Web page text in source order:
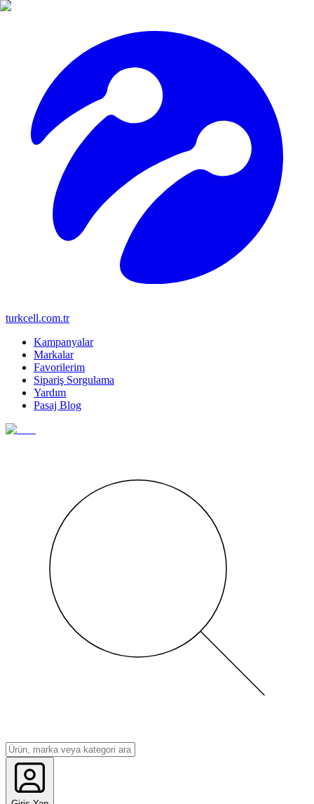
turkcell.com.tr
Kampanyalar
Markalar
Favorilerim
Sipariş Sorgulama
Yardım
Pasaj Blog